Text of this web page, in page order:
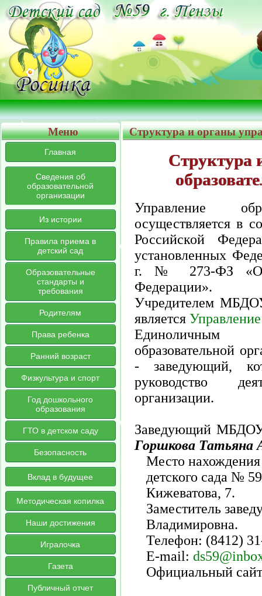
Меню
Главная
Сведения об
образовательной
организации
Из истории
Правила приема в
детский сад
Образовательные
стандарты и
требования
Родителям
Права ребенка
Ранний возраст
Физкультура и спорт
Год дошкольного
образования
ГТО в детском саду
Безопасность
Вклад в будущее
Методическая копилка
Наши достижения
Игралочка
Газета
Публичный отчет
Структура и органы
Структура
Управление
осуществляется в
Российской
установленных
г. № 273-ФЗ «Об
Федерации».
Учредителем
является
Единоличным
образовательной
- заведующий,
руководство
организации.
Заведующий
Горшкова Татьяна
Место
детского сада №
Кижеватова, 7.
Заместитель
Владимировна.
Телефон: (8412)
E-mail:
Официальный